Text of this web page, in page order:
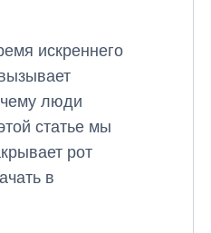
искреннего
люди
статье мы
рот
в